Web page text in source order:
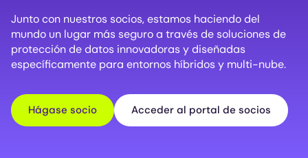
Junto con nuestros socios, estamos haciendo del
mundo un lugar más seguro a través de soluciones de
protección de datos innovadoras y diseñadas
específicamente para entornos híbridos y multi-nube.
Hágase socio Acceder al portal de socios